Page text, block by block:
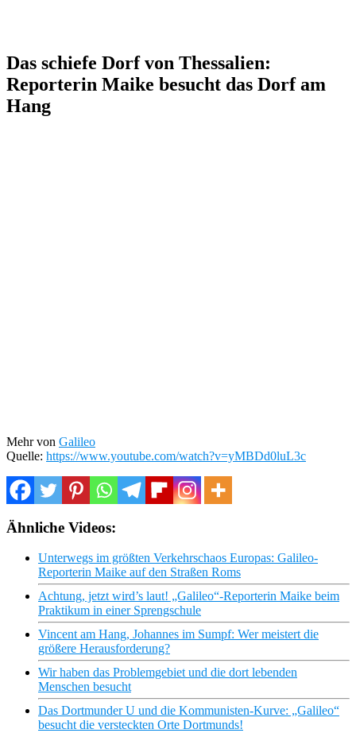
Das schiefe Dorf von Thessalien:
Reporterin Maike besucht das Dorf am
Hang
Mehr von Galileo
Quelle: https://www.youtube.com/watch?v=yMBDd0luL3c
Ähnliche Videos:
Unterwegs im größten Verkehrschaos Europas: Galileo-
Reporterin Maike auf den Straßen Roms
Achtung, jetzt wird’s laut! „Galileo“-Reporterin Maike beim
Praktikum in einer Sprengschule
Vincent am Hang, Johannes im Sumpf: Wer meistert die
größere Herausforderung?
Wir haben das Problemgebiet und die dort lebenden
Menschen besucht
Das Dortmunder U und die Kommunisten-Kurve: „Galileo“
besucht die versteckten Orte Dortmunds!